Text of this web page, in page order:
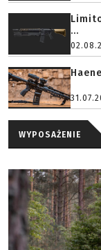
...
WYPOSAŻENIE